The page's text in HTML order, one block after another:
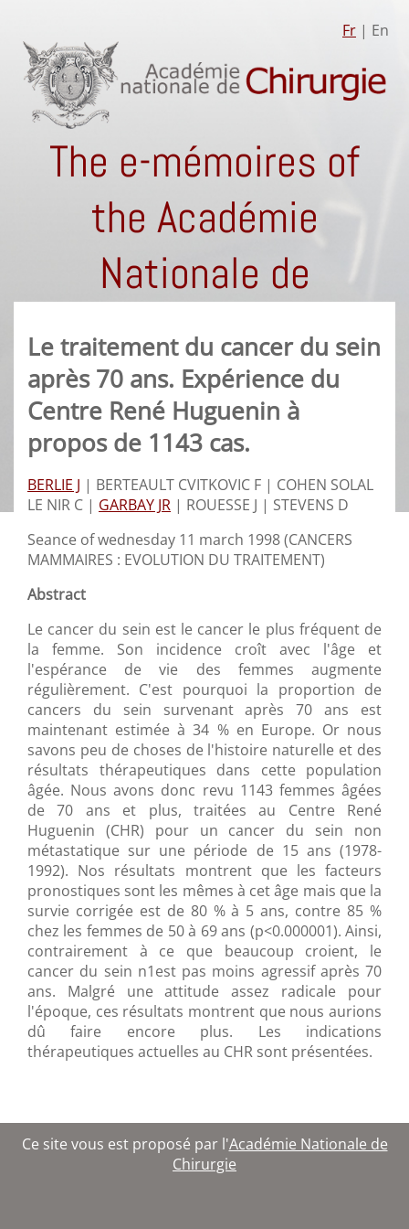
Fr | En
The e-mémoires of
the Académie
Nationale de
Chirurgie
Le traitement du cancer du sein
après 70 ans. Expérience du
Centre René Huguenin à
propos de 1143 cas.
BERLIE J | BERTEAULT CVITKOVIC F | COHEN SOLAL
LE NIR C | GARBAY JR | ROUESSE J | STEVENS D
Seance of wednesday 11 march 1998 (CANCERS
MAMMAIRES : EVOLUTION DU TRAITEMENT)
Abstract
Le cancer du sein est le cancer le plus fréquent de
la femme. Son incidence croît avec l'âge et
l'espérance de vie des femmes augmente
régulièrement. C'est pourquoi la proportion de
cancers du sein survenant après 70 ans est
maintenant estimée à 34 % en Europe. Or nous
savons peu de choses de l'histoire naturelle et des
résultats thérapeutiques dans cette population
âgée. Nous avons donc revu 1143 femmes âgées
de 70 ans et plus, traitées au Centre René
Huguenin (CHR) pour un cancer du sein non
métastatique sur une période de 15 ans (1978-
1992). Nos résultats montrent que les facteurs
pronostiques sont les mêmes à cet âge mais que la
survie corrigée est de 80 % à 5 ans, contre 85 %
chez les femmes de 50 à 69 ans (p<0.000001). Ainsi,
contrairement à ce que beaucoup croient, le
cancer du sein n1est pas moins agressif après 70
ans. Malgré une attitude assez radicale pour
l'époque, ces résultats montrent que nous aurions
dû faire encore plus. Les indications
thérapeutiques actuelles au CHR sont présentées.
Ce site vous est proposé par l'Académie Nationale de
Chirurgie